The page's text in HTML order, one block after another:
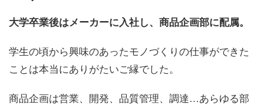
大学卒業後はメーカーに入社し、商品企画部に配属。
学生の頃から興味のあったモノづくりの仕事ができた
ことは本当にありがたいご縁でした。
商品企画は営業、開発、品質管理、調達…あらゆる部